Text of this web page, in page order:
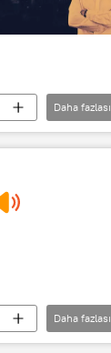
Daha fazlası
Daha fazlası